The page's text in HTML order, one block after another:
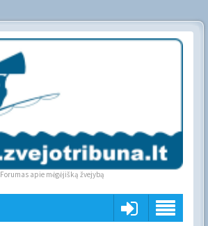
Forumas apie mėgėjišką žvejybą